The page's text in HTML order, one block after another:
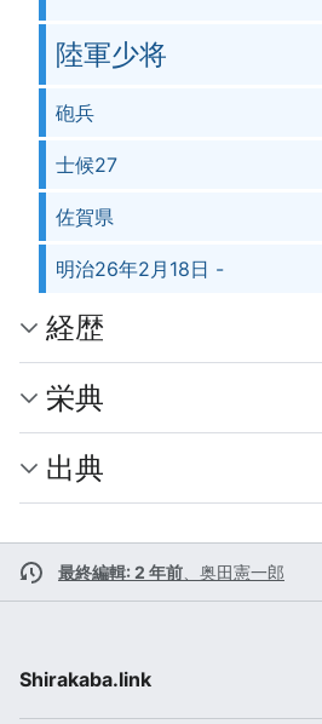
陸軍少将
砲兵
士候27
佐賀県
明治26年2月18日 -
経歴
栄典
出典
最終編輯: 2 年前 奥田憲一郎
Shirakaba.link